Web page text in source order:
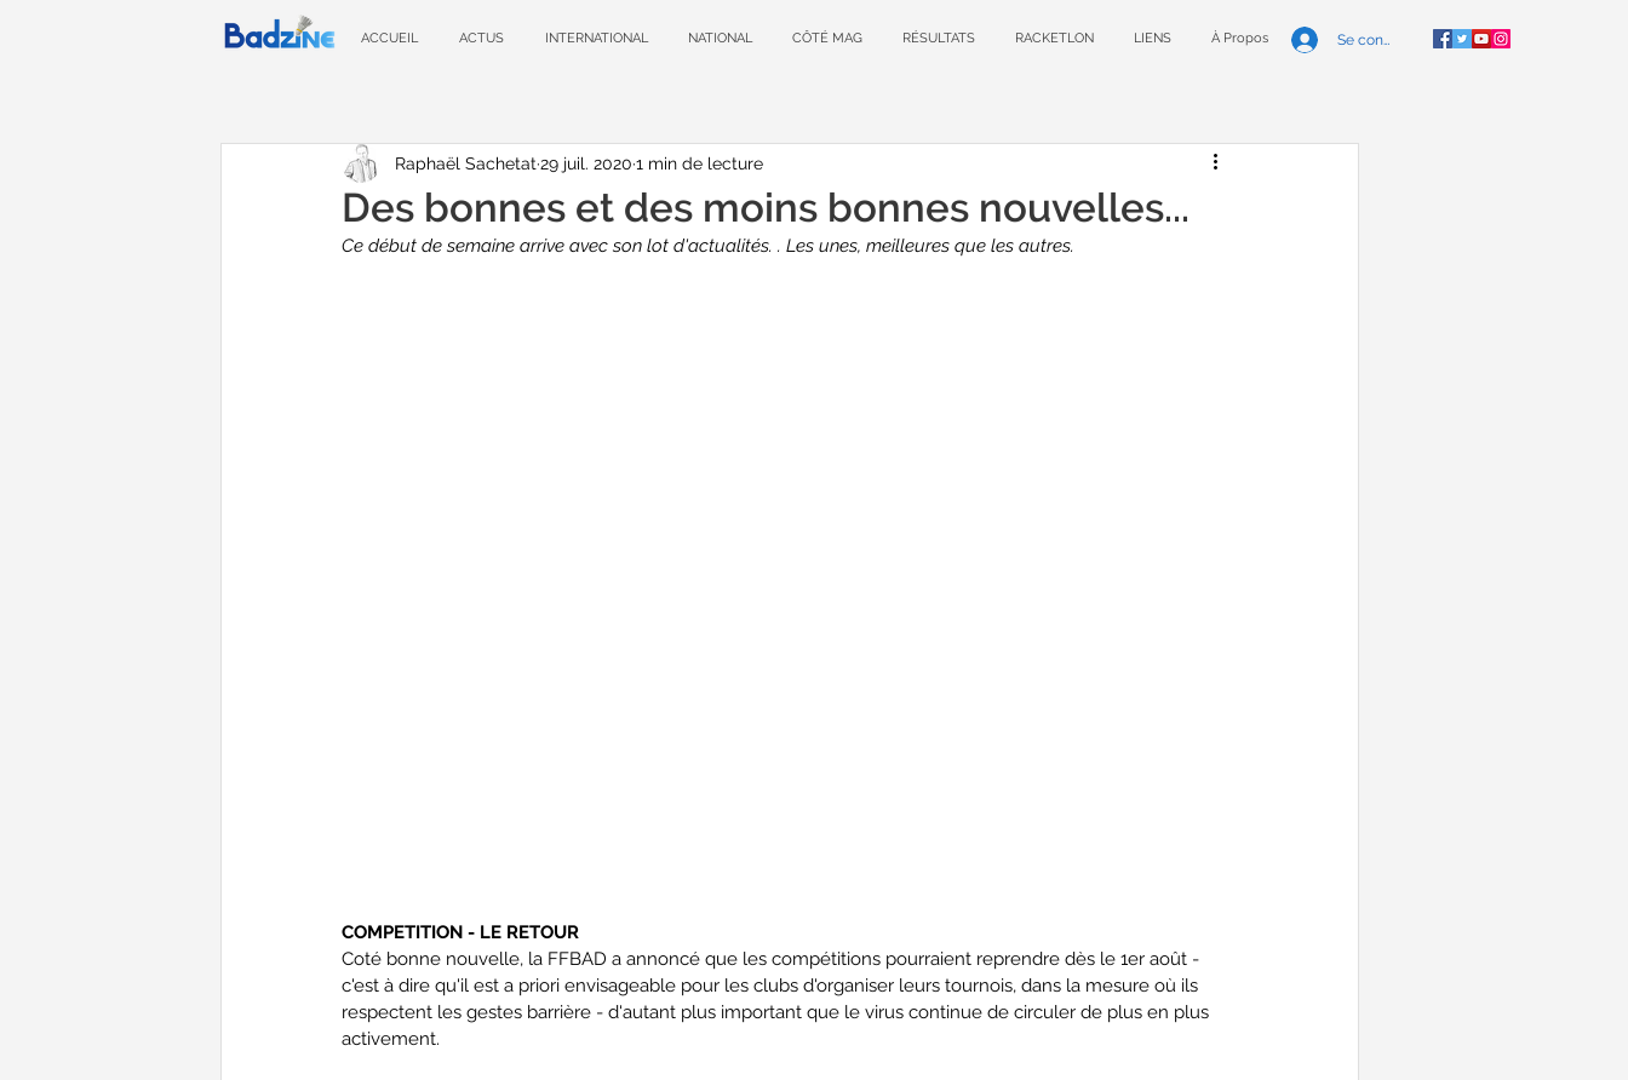
ACCUEIL ACTUS INTERNATIONAL NATIONAL CÔTÉ MAG RÉSULTATS RACKETLON LIENS À Propos Se connecter
Des bonnes et des moins bonnes nouvelles...
Raphaël Sachetat 29 juil. 2020 1 min de lecture
Ce début de semaine arrive avec son lot d'actualités. . Les unes, meilleures que les autres.
COMPETITION - LE RETOUR
Coté bonne nouvelle, la FFBAD a annoncé que les compétitions pourraient reprendre dès le 1er août -
c'est à dire qu'il est a priori envisageable pour les clubs d'organiser leurs tournois, dans la mesure où ils
respectent les gestes barrière - d'autant plus important que le virus continue de circuler de plus en plus
activement.